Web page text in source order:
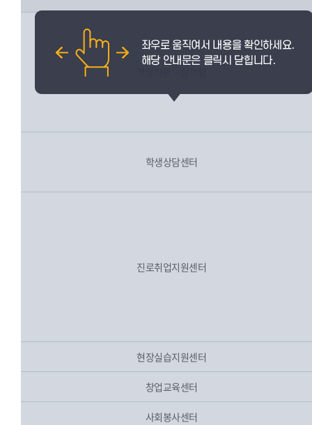
학생상담센터
진로취업지원센터
현장실습지원센터
창업교육센터
사회봉사센터